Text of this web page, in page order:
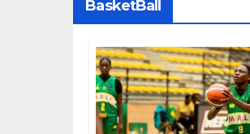
BasketBall